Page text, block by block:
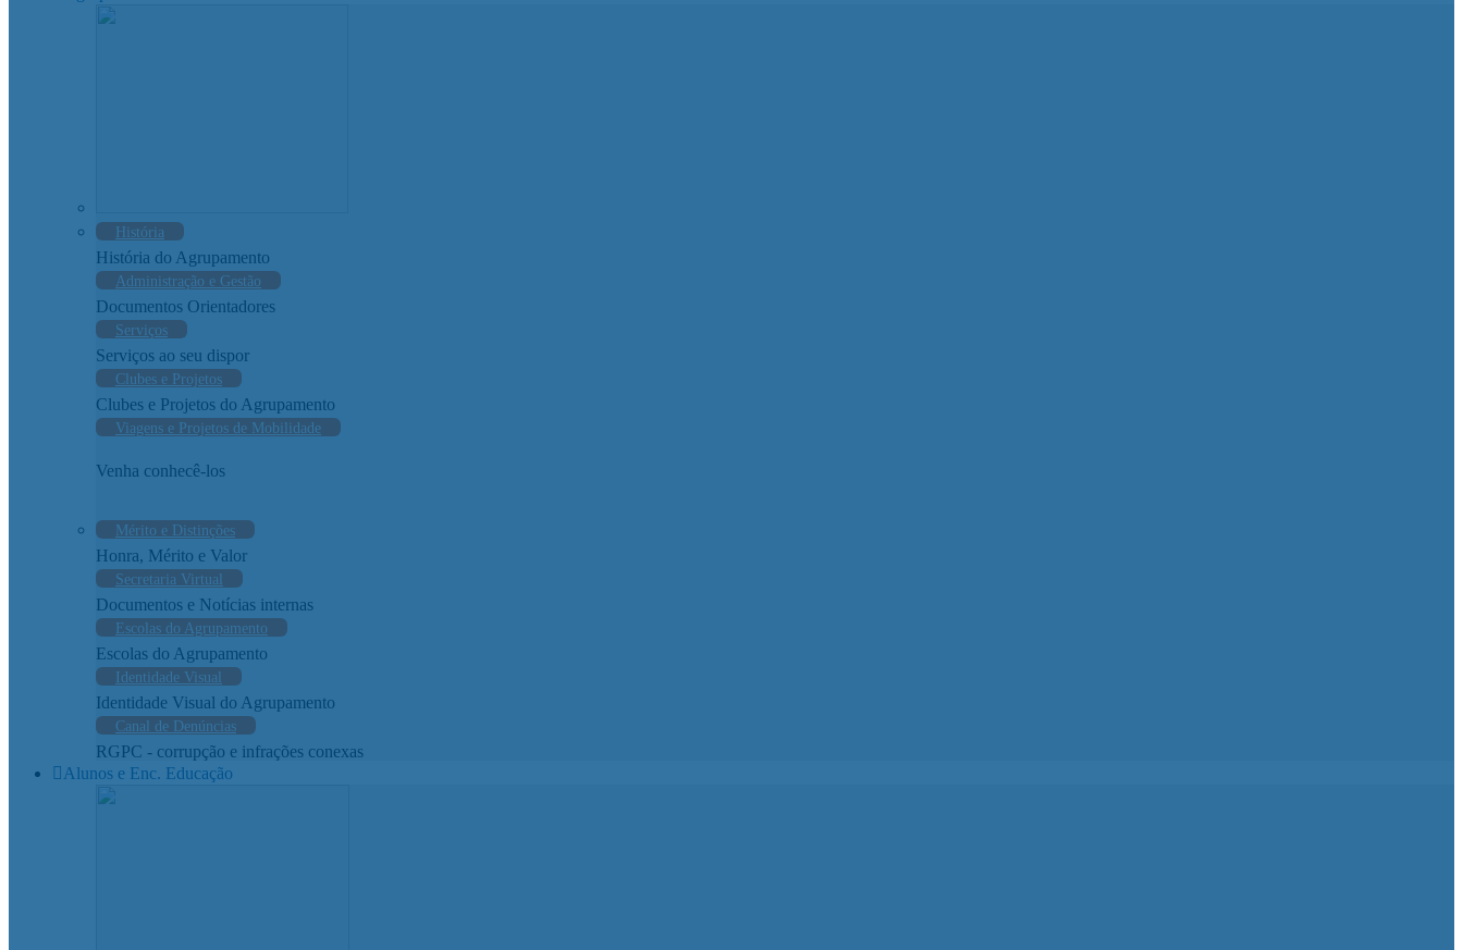
História
História do Agrupamento
Administração e Gestão
Documentos Orientadores
Serviços
Serviços ao seu dispor
Clubes e Projetos
Clubes e Projetos do Agrupamento
Viagens e Projetos de Mobilidade
Venha conhecê-los
Mérito e Distinções
Honra, Mérito e Valor
Secretaria Virtual
Documentos e Notícias internas
Escolas do Agrupamento
Escolas do Agrupamento
Identidade Visual
Identidade Visual do Agrupamento
Canal de Denúncias
RGPC - corrupção e infrações conexas
Alunos e Enc. Educação